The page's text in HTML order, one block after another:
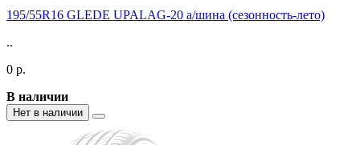
195/55R16 GLEDE UPALAG-20 а/шина (сезонность-лето)
..
0 р.
В наличии
Нет в наличии